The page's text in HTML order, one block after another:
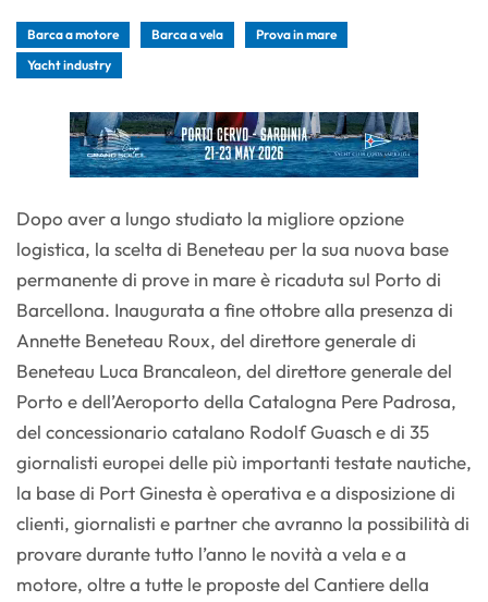
Barca a motore Barca a vela
Prova in mare
Yacht industry
Dopo aver a lungo studiato la migliore opzione
logistica, la scelta di Beneteau per la sua nuova base
permanente di prove in mare è ricaduta sul Porto di
Barcellona. Inaugurata a fine ottobre alla presenza di
Annette Beneteau Roux, del direttore generale di
Beneteau Luca Brancaleon, del direttore generale del
Porto e dell’Aeroporto della Catalogna Pere Padrosa,
del concessionario catalano Rodolf Guasch e di 35
giornalisti europei delle più importanti testate nautiche,
la base di Port Ginesta è operativa e a disposizione di
clienti, giornalisti e partner che avranno la possibilità di
provare durante tutto l’anno le novità a vela e a
motore, oltre a tutte le proposte del Cantiere della